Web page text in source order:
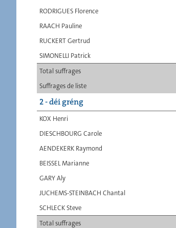
Total suffrages
Suffrages de liste
RODRIGUES Florence
RAACH Pauline
RUCKERT Gertrud
SIMONELLI Patrick
2 - déi gréng
Total suffrages
KOX Henri
DIESCHBOURG Carole
AENDEKERK Raymond
BEISSEL Marianne
GARY Aly
JUCHEMS-STEINBACH Chantal
SCHLECK Steve